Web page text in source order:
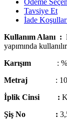
Tavsiye Et
İade
Kullanım Alanı :
yapımında
Karışım
:
Metraj
:
İplik Cinsi :
Şiş No :